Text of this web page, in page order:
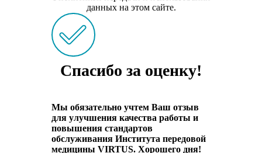
данных на этом сайте.
Спасибо за оценку!
Мы обязательно учтем Ваш отзыв
для улучшения качества работы и
повышения стандартов
обслуживания Института передовой
медицины VIRTUS. Хорошего дня!